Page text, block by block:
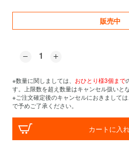
販売中
※数量に関しましては、 おひとり様3個まで
す。上限数を超え数量はキャンセル扱いとな
※ご注文確定後のキャンセルにおきまして
で予めご了承ください。
カートに入